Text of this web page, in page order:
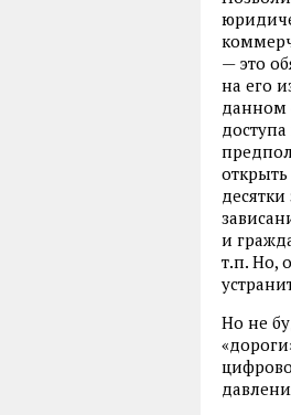
— это
на его
данном
и
т.п. Но,
Но не